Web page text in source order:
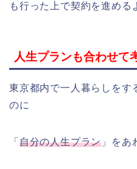
も行った上で契約を進める
人生プランも合わせて
東京都内で一人暮らしをす
のに
「 自分の人生プラン 」をあ